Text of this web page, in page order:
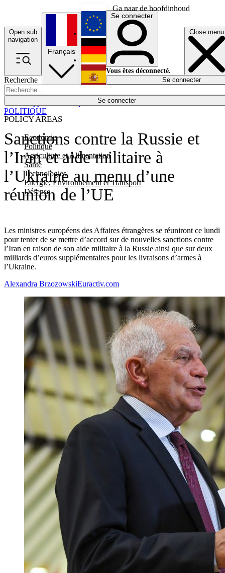
Ga naar de hoofdinhoud
Open sub
navigation
Close menu
Recherche
Se connecter
POLICY AREAS
Economie
Politique
Agriculture et Alimentation
Santé
Technologies
Energie, Environnement et Transport
Défense
Économie
Français
English
Deutsch
Español
Se connecter
Vous êtes déconnecté.
Se connecter
Sanctions contre la Russie et
l’Iran et aide militaire à
l’Ukraine au menu d’une
réunion de l’UE
Les ministres européens des Affaires étrangères se réuniront ce lundi
pour tenter de se mettre d’accord sur de nouvelles sanctions contre
l’Iran en raison de son aide militaire à la Russie ainsi que sur deux
milliards d’euros supplémentaires pour les livraisons d’armes à
l’Ukraine.
POLITIQUE
Alexandra BrzozowskiEuractiv.com